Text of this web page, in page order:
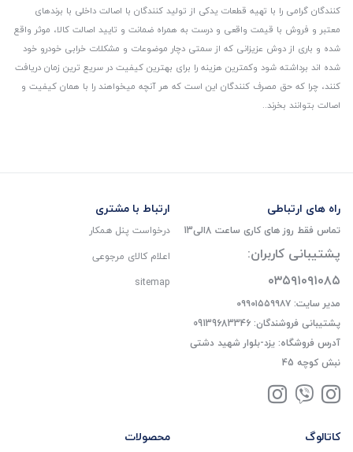
کنندگان گرامی را با تهیه قطعات یدکی از تولید کنندگان با اصالت داخلی با برندهای
معتبر و فروش با قیمت واقعی و درست به همراه ضمانت و تایید اصالت کالا، موثر واقع
شده و باری از دوش عزیزانی که از سمتی دچار موضوعات و مشکلات خرابی خودرو خود
شده اند برداشته شود و‌کمترین هزینه را برای بهترین کیفیت در سریع ترین زمان دریافت
کنند، چرا که حق مصرف کنندگان این است که هر آنچه میخواهند را با همان کیفیت و
اصالت بتوانند بخرند..
راه های ارتباطی
تماس فقط روز های کاری ساعت 8الی13
پشتیبانی کاربران:
۰۳۵۹۱۰۹۱۰۸۵
مدیر سایت: ۰۹۹۰۱۵۵۹۹۸۷
پشتیبانی فروشندگان: 09139683346
آدرس فروشگاه: یزد-بلوار شهید دشتی
نبش کوچه 45
ارتباط با مشتری
درخواست پنل همکار
اعلام کالای مرجوعی
sitemap
کاتالوگ محصولات